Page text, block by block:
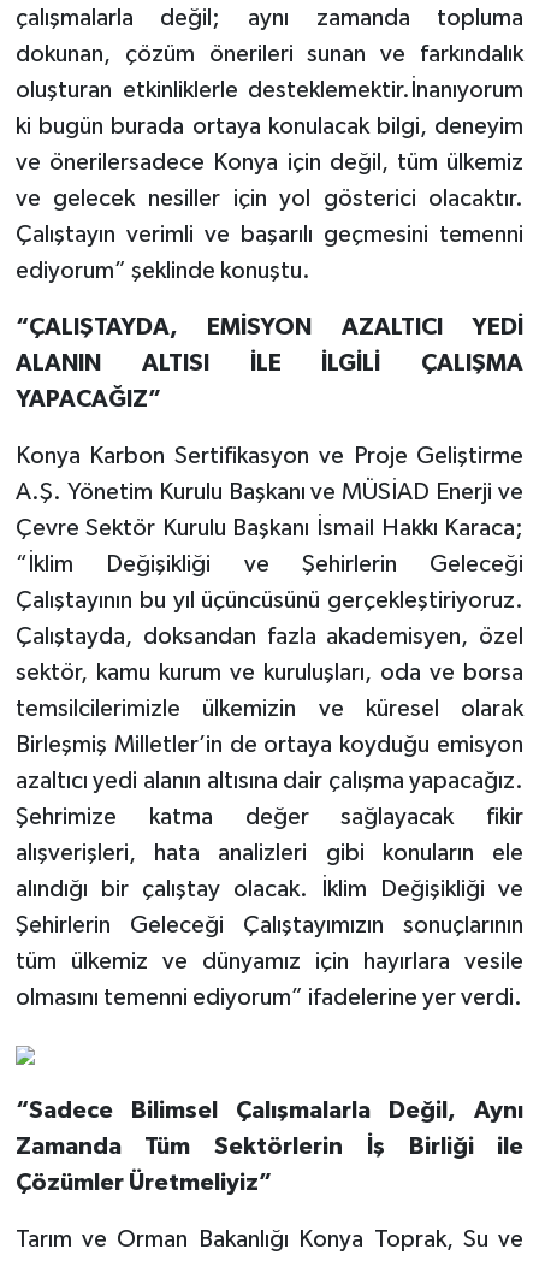
çalışmalarla değil; aynı zamanda topluma
dokunan, çözüm önerileri sunan ve farkındalık
oluşturan etkinliklerle desteklemektir.İnanıyorum
ki bugün burada ortaya konulacak bilgi, deneyim
ve önerilersadece Konya için değil, tüm ülkemiz
ve gelecek nesiller için yol gösterici olacaktır.
Çalıştayın verimli ve başarılı geçmesini temenni
ediyorum” şeklinde konuştu.
“ÇALIŞTAYDA, EMİSYON AZALTICI YEDİ
ALANIN ALTISI İLE İLGİLİ ÇALIŞMA
YAPACAĞIZ”
Konya Karbon Sertifikasyon ve Proje Geliştirme
A.Ş. Yönetim Kurulu Başkanı ve MÜSİAD Enerji ve
Çevre Sektör Kurulu Başkanı İsmail Hakkı Karaca;
“İklim Değişikliği ve Şehirlerin Geleceği
Çalıştayının bu yıl üçüncüsünü gerçekleştiriyoruz.
Çalıştayda, doksandan fazla akademisyen, özel
sektör, kamu kurum ve kuruluşları, oda ve borsa
temsilcilerimizle ülkemizin ve küresel olarak
Birleşmiş Milletler’in de ortaya koyduğu emisyon
azaltıcı yedi alanın altısına dair çalışma yapacağız.
Şehrimize katma değer sağlayacak fikir
alışverişleri, hata analizleri gibi konuların ele
alındığı bir çalıştay olacak. İklim Değişikliği ve
Şehirlerin Geleceği Çalıştayımızın sonuçlarının
tüm ülkemiz ve dünyamız için hayırlara vesile
olmasını temenni ediyorum” ifadelerine yer verdi.
“Sadece Bilimsel Çalışmalarla Değil, Aynı
Zamanda Tüm Sektörlerin İş Birliği ile
Çözümler Üretmeliyiz”
Tarım ve Orman Bakanlığı Konya Toprak, Su ve